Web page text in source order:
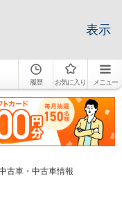
表示
履歴 お気に入り メニュー
古車・中古車情報